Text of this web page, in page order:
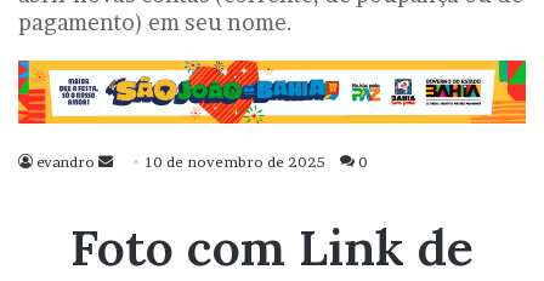
pagamento) em seu nome.
evandro
Mande
mail
10 de novembro de 2025 0
Foto com Link de